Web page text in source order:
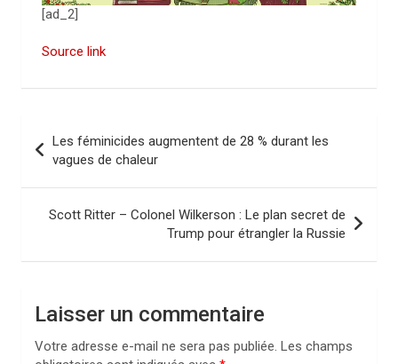
[ad_2]
Source link
v
a
Les féminicides augmentent de 28 % durant les
vagues de chaleur
Scott Ritter – Colonel Wilkerson : Le plan secret de
Trump pour étrangler la Russie
Laisser un commentaire
Votre adresse e-mail ne sera pas publiée. Les champs